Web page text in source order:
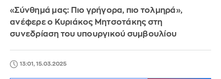
«Σύνθημά μας: Πιο γρήγορα, πιο τολμηρά»,
ανέφερε ο Κυριάκος Μητσοτάκης στη
συνεδρίαση του υπουργικού συμβουλίου
13:01, 15.03.2025